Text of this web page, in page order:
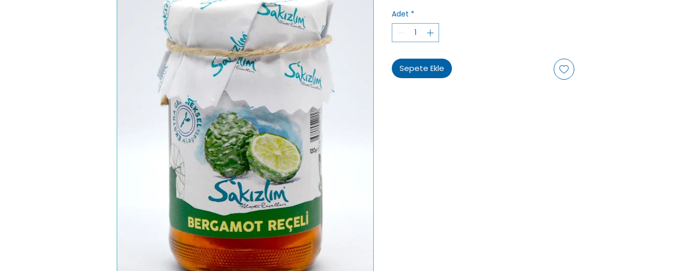
Adet *
Sepete Ekle